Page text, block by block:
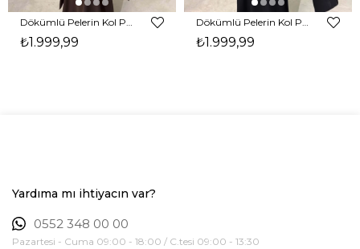
Dökümlü Pelerin Kol Pencere Detaylı Maxi Kahverengi Arlev Kadın Elbise 26Y511
₺1.999,99
Dökümlü Pelerin Kol Pencere Detaylı Maxi Siyah Arlev Kadın Elbise 26Y511
₺1.999,99
Yardıma mı ihtiyacın var?
0552 348 00 00
Pazartesi - Cuma 09:00 - 18:00 / C.tesi 09:00 - 13:30